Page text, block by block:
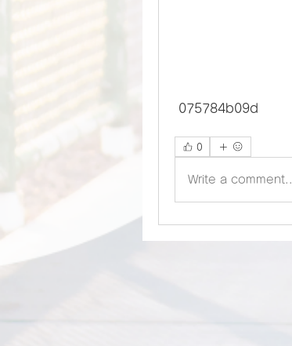
075784b09d
0
Write a comment...